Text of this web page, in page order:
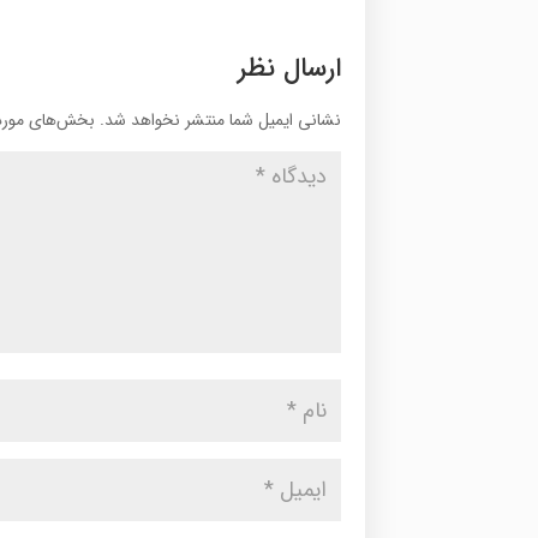
ارسال نظر
نشانی ایمیل شما منتشر نخواهد شد. بخش‌های